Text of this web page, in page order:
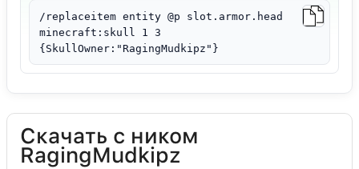
/replaceitem entity @p slot.armor.head
minecraft:skull 1 3
{SkullOwner:"RagingMudkipz"}
Скачать с ником
RagingMudkipz